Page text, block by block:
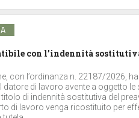
con l’indennità
con l’ordinanza n. 22187/2026,
di lavoro avente a oggetto le
titolo di indennità sostitutiva del
di lavoro venga ricostituito per